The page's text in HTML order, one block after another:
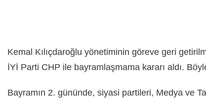
Kemal Kılıçdaroğlu yönetiminin göreve geri
İYİ Parti CHP ile bayramlaşmama kararı aldı.
Bayramın 2. gününde, siyasi partileri, Medya ve